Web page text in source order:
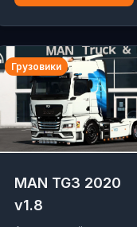
Грузовики
MAN TG3 2020
v1.8